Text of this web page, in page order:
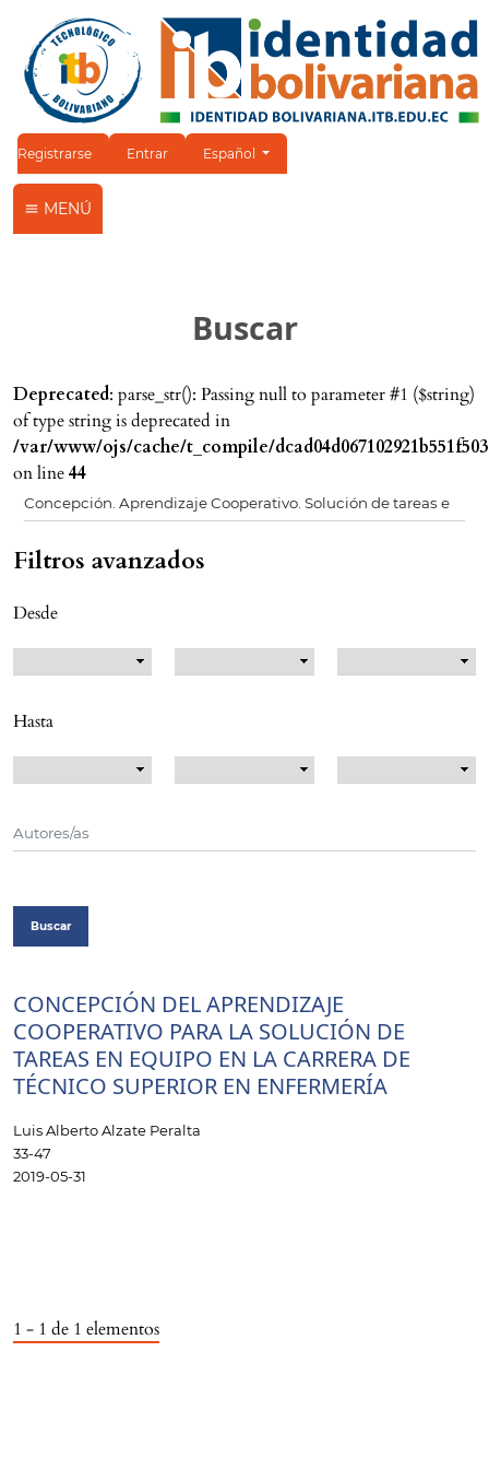
Registrarse Entrar Cambiar el idioma. El idioma actual es:
Español
MENÚ
Buscar
Deprecated: parse_str(): Passing null to parameter #1 ($string)
of type string is deprecated in
/var/www/ojs/cache/t_compile/
on line44
Filtros avanzados
Desde
Hasta
Buscar
CONCEPCIÓN DEL APRENDIZAJE
COOPERATIVO PARA LA SOLUCIÓN DE
TAREAS EN EQUIPO EN LA CARRERA DE
TÉCNICO SUPERIOR EN ENFERMERÍA
Luis Alberto Alzate Peralta
33-47
2019-05-31
1 - 1 de 1 elementos